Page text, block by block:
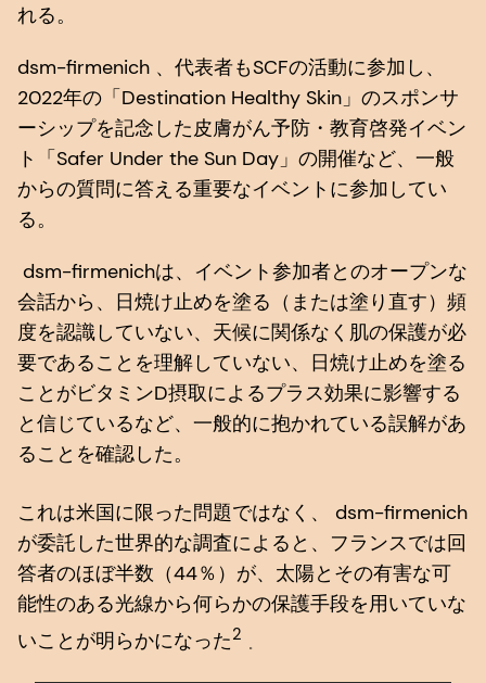
れる。
dsm-firmenich 、代表者もSCFの活動に参加し、
2022年の「Destination Healthy Skin」のスポンサ
ーシップを記念した皮膚がん予防・教育啓発イベン
ト「Safer Under the Sun Day」の開催など、一般
からの質問に答える重要なイベントに参加してい
る。
dsm-firmenichは、イベント参加者とのオープンな
会話から、日焼け止めを塗る（または塗り直す）頻
度を認識していない、天候に関係なく肌の保護が必
要であることを理解していない、日焼け止めを塗る
ことがビタミンD摂取によるプラス効果に影響する
と信じているなど、一般的に抱かれている誤解があ
ることを確認した。
これは米国に限った問題ではなく、 dsm-firmenich
が委託した世界的な調査によると、フランスでは回
答者のほぼ半数（44％）が、太陽とその有害な可
能性のある光線から何らかの保護手段を用いていな
いことが明らかになった2